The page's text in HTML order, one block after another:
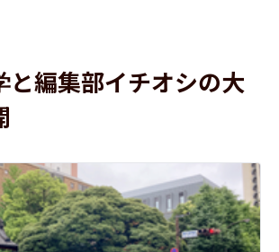
と編集部イチオシの大